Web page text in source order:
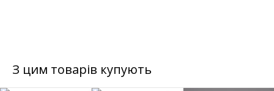
З цим товарів купують